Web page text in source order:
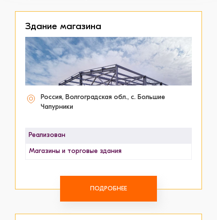
Здание магазина
Россия, Волгоградская обл., с. Большие
Чапурники
Реализован
Магазины и торговые здания
ПОДРОБНЕЕ